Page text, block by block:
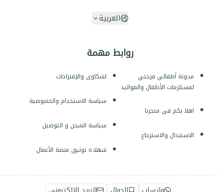
روابط مهمة
مدونة أطفالي فرحتي
لمستلزمات الأطفال والمواليد
اهلا بكم فى متجرنا
الاستبدال والاسترجاع
لشكاوى والإقتراحات
سياسة الاستخدام والخصوصية
سياسة الشحن و التوصيل
شهادة توثيق منصة الأعمال
العربية